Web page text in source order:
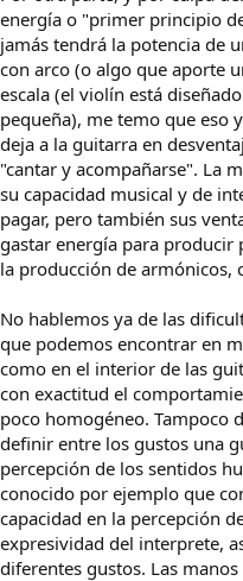
energía o "primer principio
jamás tendrá la potencia de
con arco (o algo que aporte
escala (el violín está
pequeña), me temo que eso
deja a la guitarra en
"cantar y acompañarse". La
su capacidad musical y de
pagar, pero también sus
gastar energía para producir
la producción de armónicos,
No hablemos ya de las
que podemos encontrar en
como en el interior de las
con exactitud el
poco homogéneo. Tampoco
definir entre los gustos una
percepción de los sentidos
conocido por ejemplo que
capacidad en la percepción
expresividad del interprete,
diferentes gustos. Las